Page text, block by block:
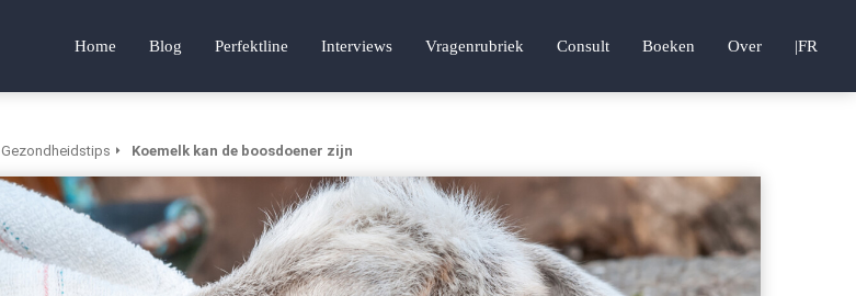
Home Blog Perfektline Interviews Vragenrubriek Consult Boeken Over |FR
Gezondheidstips Koemelk kan de boosdoener zijn